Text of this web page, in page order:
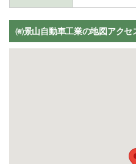
㈲景山自動車工業の地図アクセ